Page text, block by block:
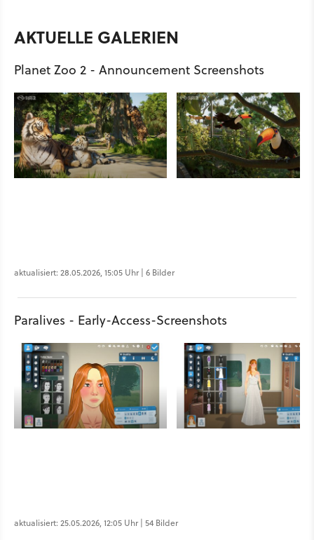
AKTUELLE GALERIEN
Planet Zoo 2 - Announcement Screenshots
aktualisiert: 28.05.2026, 15:05 Uhr | 6 Bilder
Paralives - Early-Access-Screenshots
aktualisiert: 25.05.2026, 12:05 Uhr | 54 Bilder